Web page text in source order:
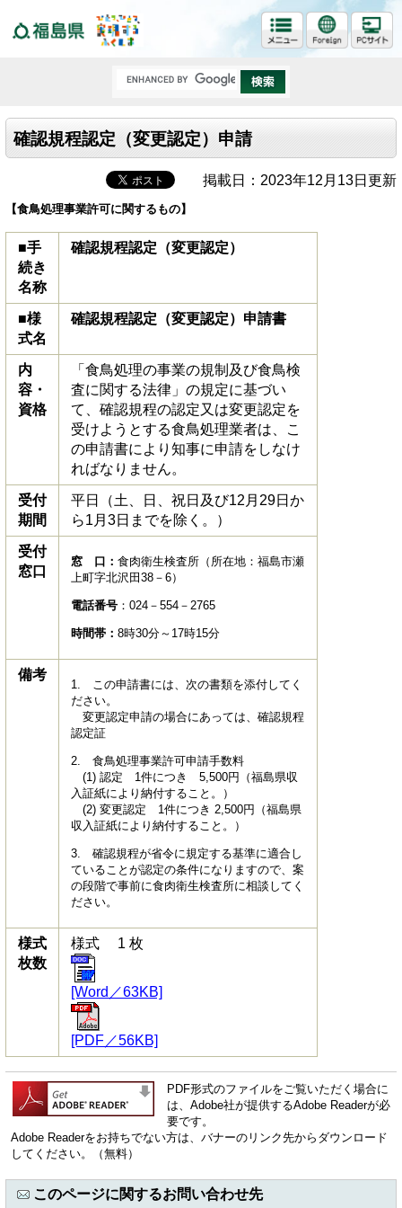
確認規程認定（変更認定）申請
掲載日：2023年12月13日更新
【食鳥処理事業許可に関するもの】
■手
続き
名称
確認規程認定（変更認定）
■様
式名
確認規程認定（変更認定）申請書
内
容・
資格
「食鳥処理の事業の規制及び食鳥検
査に関する法律」の規定に基づい
て、確認規程の認定又は変更認定を
受けようとする食鳥処理業者は、こ
の申請書により知事に申請をしなけ
ればなりません。
受付
期間
平日（土、日、祝日及び12月29日か
ら1月3日までを除く。）
受付
窓口
窓 口： 食肉衛生検査所（所在地：福島市瀬
上町字北沢田38－6）
電話番号：024－554－2765
時間帯： 8時30分～17時15分
備考
1. この申請書には、次の書類を添付してく
ださい。
変更認定申請の場合にあっては、確認規程
認定証
2. 食鳥処理事業許可申請手数料
(1) 認定 1件につき 5,500円（福島県収
入証紙により納付すること。）
(2) 変更認定 1件につき 2,500円（福島県
収入証紙により納付すること。）
3. 確認規程が省令に規定する基準に適合し
ていることが認定の条件になりますので、案
の段階で事前に食肉衛生検査所に相談してく
ださい。
様式
枚数
様式 1 枚
[Word／63KB]
[PDF／56KB]
PDF形式のファイルをご覧いただく場合に
は、Adobe社が提供するAdobe Readerが必
要です。
Adobe Readerをお持ちでない方は、バナーのリンク先からダウンロード
してください。（無料）
このページに関するお問い合わせ先